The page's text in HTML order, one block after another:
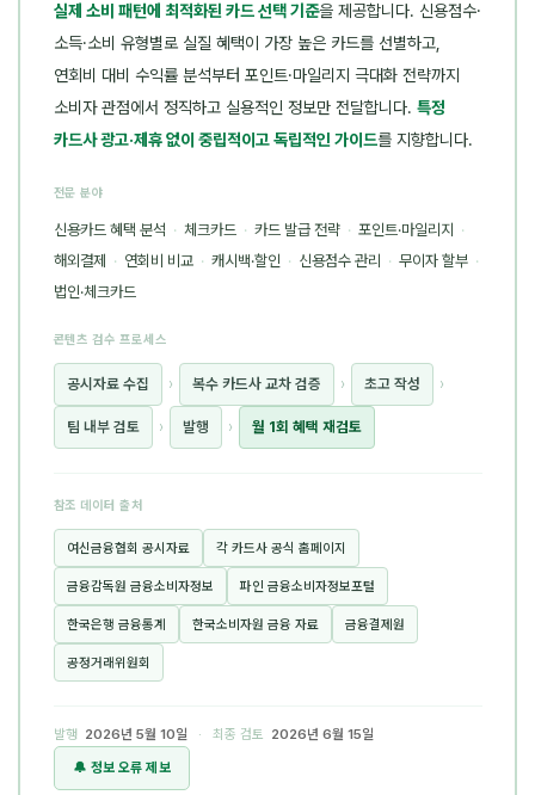
실제 소비 패턴에 최적화된 카드 선택 기준을 제공합니다. 신용점수·
소득·소비 유형별로 실질 혜택이 가장 높은 카드를 선별하고,
연회비 대비 수익률 분석부터 포인트·마일리지 극대화 전략까지
소비자 관점에서 정직하고 실용적인 정보만 전달합니다. 특정
카드사 광고·제휴 없이 중립적이고 독립적인 가이드를 지향합니다.
전문 분야
신용카드 혜택 분석 · 체크카드 · 카드 발급 전략 · 포인트·마일리지 ·
해외결제 · 연회비 비교 · 캐시백·할인 · 신용점수 관리 · 무이자 할부 ·
법인·체크카드
콘텐츠 검수 프로세스
공시자료 수집 › 복수 카드사 교차 검증 › 초고 작성 ›
팀 내부 검토 › 발행 › 월 1회 혜택 재검토
참조 데이터 출처
여신금융협회 공시자료 각 카드사 공식 홈페이지
금융감독원 금융소비자정보 파인 금융소비자정보포털
한국은행 금융통계 한국소비자원 금융 자료 금융결제원
공정거래위원회
발행 2026년 5월 10일 · 최종 검토 2026년 6월 15일
🔔 정보 오류 제보